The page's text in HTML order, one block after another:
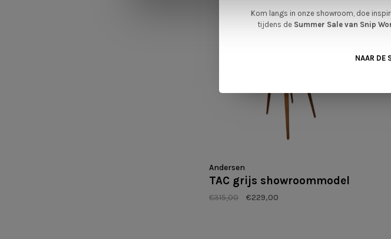
Andersen
TAC grijs showroommodel
€315,00 €229,00
Kom langs in onze showroom, doe
tijdens de Summer Sale van Snip
NAAR DE